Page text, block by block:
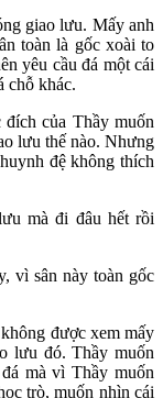
giao lưu. Mấy anh
toàn là gốc xoài to
yêu cầu đá một cái
chỗ khác.
của Thầy muốn
lưu thế nào. Nhưng
đệ không thích
mà đi đâu hết rồi
vì sân này toàn gốc
được xem mấy
lưu đó. Thầy muốn
mà vì Thầy muốn
trò, muốn nhìn cái